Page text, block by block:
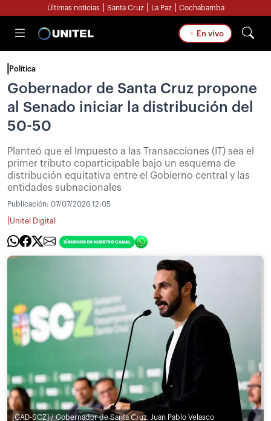
Últimas noticias Santa Cruz La Paz Cochabamba
En vivo
Política
Gobernador de Santa Cruz propone
al Senado iniciar la distribución del
50-50
Planteó que el Impuesto a las Transacciones (IT) sea el
primer tributo coparticipable bajo un esquema de
distribución equitativa entre el Gobierno central y las
entidades subnacionales
Publicación: 07/07/2026 12:05
Unitel Digital
[GAD-SCZ] / Gobernador de Santa Cruz, Juan Pablo Velasco